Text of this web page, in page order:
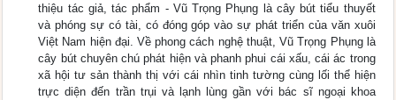
thiệu tác giả, tác phẩm - Vũ Trọng Phụng là cây bút tiểu thuyết
và phóng sự có tài, có đóng góp vào sự phát triển của văn xuôi
Việt Nam hiện đại. Về phong cách nghệ thuật, Vũ Trọng Phụng là
cây bút chuyên chú phát hiện và phanh phui cái xấu, cái ác trong
xã hội tư sản thành thị với cái nhìn tinh tường cùng lối thể hiện
trực diện đến trần trụi và lạnh lùng gần với bác sĩ ngoại khoa